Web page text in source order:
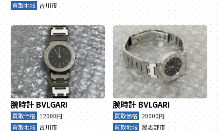
買取地域 吉川市
腕時計 BVLGARI
買取価格 12000円
買取地域 吉川市
腕時計 BVLGARI
買取価格 20000円
買取地域 習志野市